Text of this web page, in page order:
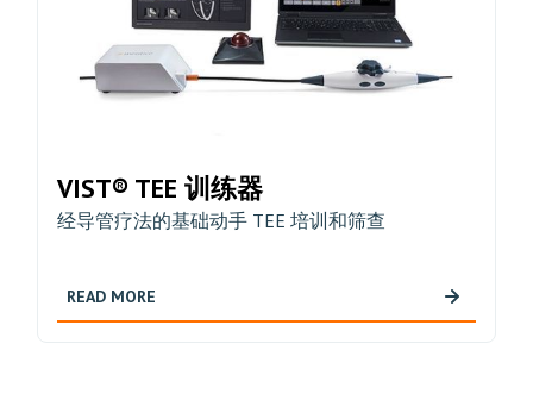
VIST® TEE 训练器
经导管疗法的基础动手 TEE 培训和筛查
READ MORE